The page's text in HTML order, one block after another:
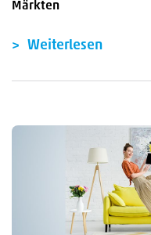
Märkten
Weiterlesen